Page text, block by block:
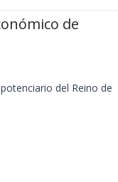
de
del Reino de